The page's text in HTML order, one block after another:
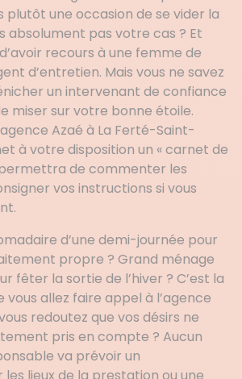
plutôt une occasion de se vider la
absolument pas votre cas ? Et
d’avoir recours à une femme de
d’entretien. Mais vous ne savez
un intervenant de confiance
miser sur votre bonne étoile.
agence Azaé à La Ferté-Saint-
à votre disposition un « carnet de
permettra de commenter les
vos instructions si vous
d’une demi-journée pour
propre ? Grand ménage
fêter la sortie de l’hiver ? C’est la
vous allez faire appel à l’agence
redoutez que vos désirs ne
pris en compte ? Aucun
va prévoir un